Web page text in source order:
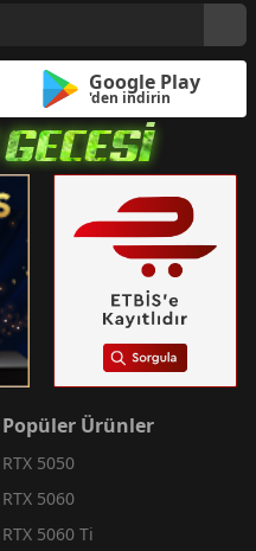
Google Play
'den indirin
Popüler Ürünler
RTX 5050
RTX 5060
RTX 5060 Ti